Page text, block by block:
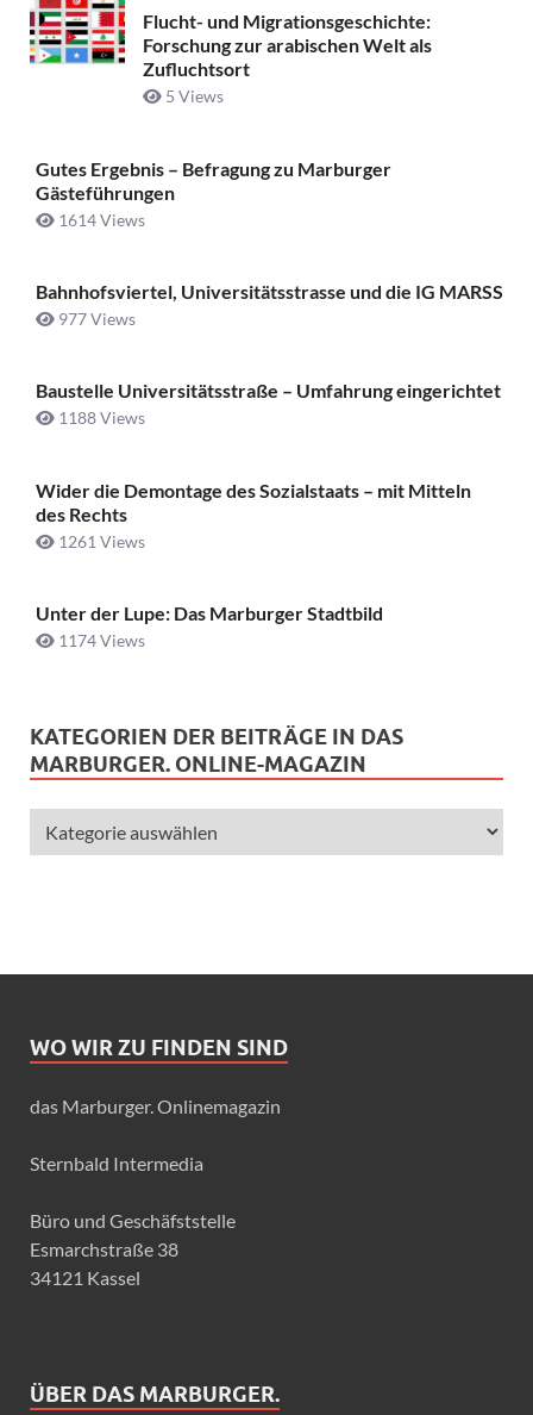
Flucht- und Migrationsgeschichte:
Forschung zur arabischen Welt als
Zufluchtsort
5 Views
Gutes Ergebnis – Befragung zu Marburger
Gästeführungen
1614 Views
Bahnhofsviertel, Universitätsstrasse und die IG MARSS
977 Views
Baustelle Universitätsstraße ­– Umfahrung eingerichtet
1188 Views
Wider die Demontage des Sozialstaats – mit Mitteln
des Rechts
1261 Views
Unter der Lupe: Das Marburger Stadtbild
1174 Views
KATEGORIEN DER BEITRÄGE IN DAS
MARBURGER. ONLINE-MAGAZIN
WO WIR ZU FINDEN SIND
das Marburger. Onlinemagazin
Sternbald Intermedia
Büro und Geschäfststelle
Esmarchstraße 38
34121 Kassel
ÜBER DAS MARBURGER.